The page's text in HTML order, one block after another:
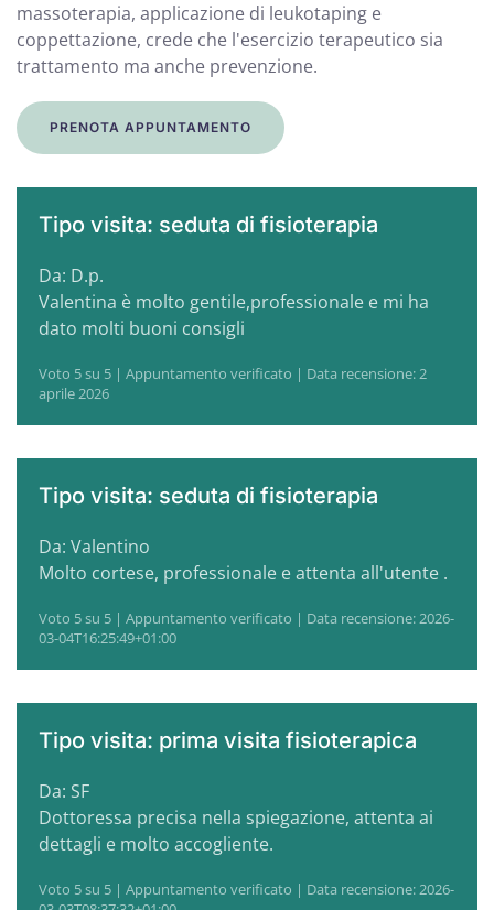
massoterapia, applicazione di leukotaping e
coppettazione, crede che l'esercizio terapeutico sia
trattamento ma anche prevenzione.
PRENOTA APPUNTAMENTO
Tipo visita: seduta di fisioterapia
Da: D.p.
Valentina è molto gentile,professionale e mi ha
dato molti buoni consigli
Voto 5 su 5 | Appuntamento verificato | Data recensione: 2
aprile 2026
Tipo visita: seduta di fisioterapia
Da: Valentino
Molto cortese, professionale e attenta all'utente .
Voto 5 su 5 | Appuntamento verificato | Data recensione: 2026-
03-04T16:25:49+01:00
Tipo visita: prima visita fisioterapica
Da: SF
Dottoressa precisa nella spiegazione, attenta ai
dettagli e molto accogliente.
Voto 5 su 5 | Appuntamento verificato | Data recensione: 2026-